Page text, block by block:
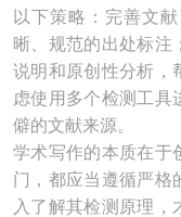
以下策略：完善文
晰、规范的出处标注
说明和原创性分析，
虑使用多个检测工具
僻的文献来源。
学术写作的本质在于
门，都应当遵循严格
入了解其检测原理，